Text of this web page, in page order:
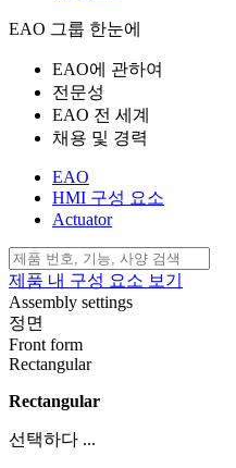
EAO 그룹 한눈에
EAO에 관하여
전문성
EAO 전 세계
채용 및 경력
EAO
HMI 구성 요소
Actuator
제품 내 구성 요소 보기
Assembly settings
정면
Front form
Rectangular
Rectangular
선택하다 ...